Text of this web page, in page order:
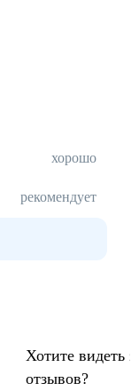
хорошо
рекомендует
Хотите видеть
отзывов?